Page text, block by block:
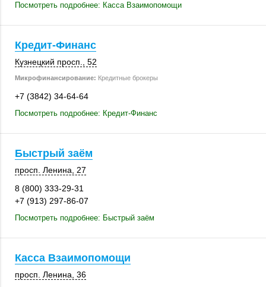
Посмотреть подробнее: Касса Взаимопомощи
Кредит-Финанс
Кузнецкий просп., 52
Микрофинансирование: Кредитные брокеры
+7 (3842) 34-64-64
Посмотреть подробнее: Кредит-Финанс
Быстрый заём
просп. Ленина, 27
8 (800) 333-29-31
+7 (913) 297-86-07
Посмотреть подробнее: Быстрый заём
Касса Взаимопомощи
просп. Ленина, 36